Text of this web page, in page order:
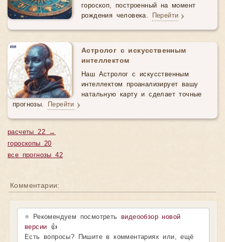
гороскоп, построенный на момент
рождения человека. Перейти
Астролог с искусственным
интеллектом
Наш Астролог с искусственным
интеллектом проанализирует вашу
натальную карту и сделает точные
прогнозы. Перейти
расчеты 22 →
гороскопы 20
все прогнозы 42
Комментарии:
⭐ Рекомендуем посмотретьвидеообзор новой
версии 👍
Есть вопросы? Пишите в комментариях или, ещё